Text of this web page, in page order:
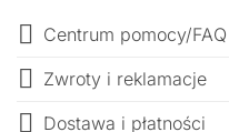
Centrum pomocy/FAQ
Zwroty i reklamacje
Dostawa i płatności